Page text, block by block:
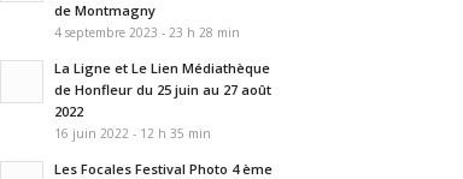
de Montmagny
4 septembre 2023 - 23 h 28 min
La Ligne et Le Lien Médiathèque
de Honfleur du 25 juin au 27 août
2022
16 juin 2022 - 12 h 35 min
Les Focales Festival Photo 4 ème